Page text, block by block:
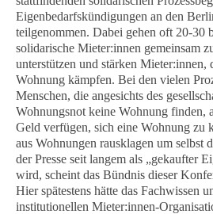
Eigenbedarfskündigungen an den
teilgenommen. Dabei gehen oft 20-30
solidarische Mieter:innen gemeinsam
unterstützen und stärken
Wohnung kämpfen. Bei den vielen
Menschen, die angesichts des
Wohnungsnot keine Wohnung finden,
Geld verfügen, sich eine Wohnung zu
aus Wohnungen rausklagen um selbst
der Presse seit langem als „gekaufter
wird, scheint das Bündnis dieser
Hier spätestens hätte das Fachwissen
institutionellen Mieter:innen-